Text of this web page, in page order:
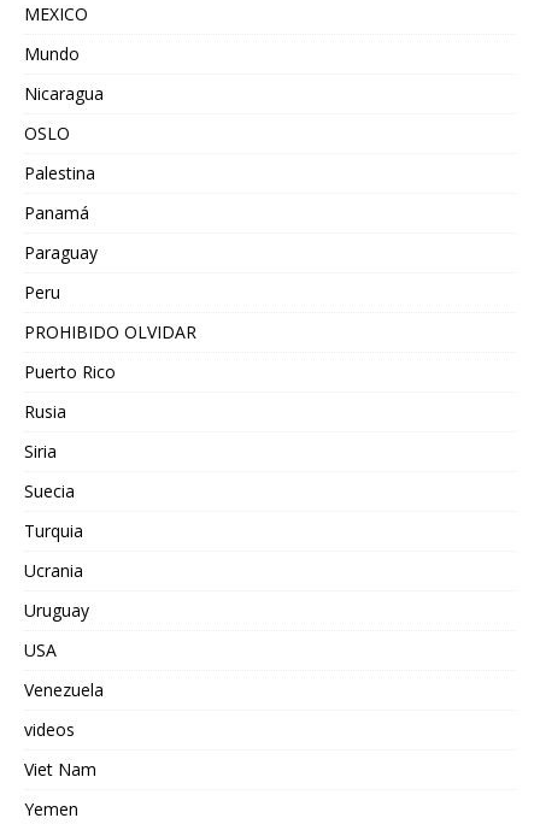
MEXICO
Mundo
Nicaragua
OSLO
Palestina
Panamá
Paraguay
Peru
PROHIBIDO OLVIDAR
Puerto Rico
Rusia
Siria
Suecia
Turquia
Ucrania
Uruguay
USA
Venezuela
videos
Viet Nam
Yemen